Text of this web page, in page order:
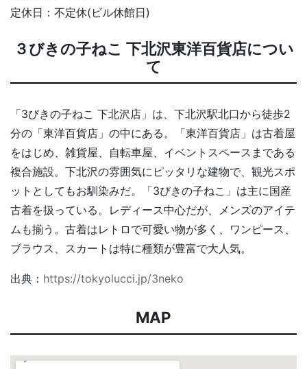
定休日：不定休(ビル休館日)
３びきの子ねこ 下北沢東洋百貨店につい
て
「3びきの子ねこ 下北沢店」は、下北沢駅北口から徒歩2
分の「東洋百貨店」の中にある。「東洋百貨店」は古着屋
をはじめ、雑貨屋、自転車屋、イベントスペースまである
複合施設。下北沢の雰囲気にピッタリな建物で、観光スポ
ットとしてもお馴染みだ。「3びきの子ねこ」は主に国産
古着を扱っている。レディース中心だが、メンズのアイテ
ムも揃う。古着はレトロで可愛い物が多く、ワンピース、
ブラウス、スカートは特に種類が豊富で大人気。
出典： https://tokyolucci.jp/3neko
MAP